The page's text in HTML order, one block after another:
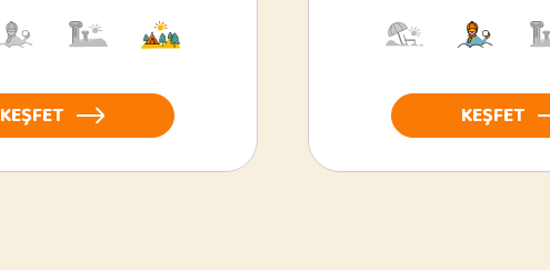
KEŞFET KEŞFET